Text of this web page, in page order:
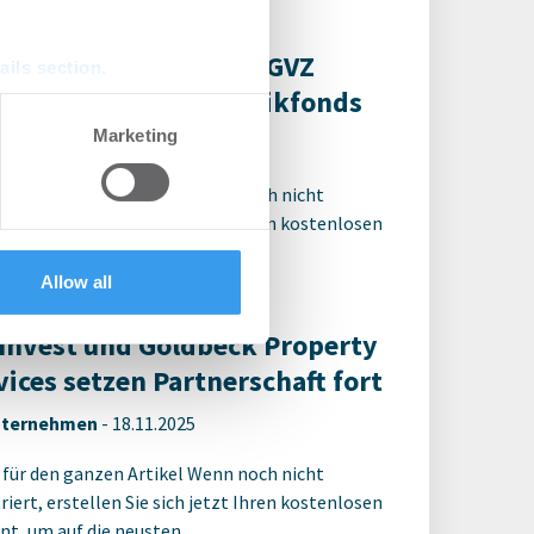
section
our traffic. We also share
Marketing
Allow all
im GVZ
für neuen Logistikfonds
| Deals Kauf-14.04.2026
für den ganzen Artikel Wenn noch nicht
erstellen Sie sich jetzt Ihren kostenlosen
um auf die neusten ...
und Goldbeck Property
setzen Partnerschaft fort
- 18.11.2025
den ganzen Artikel Wenn noch nicht
erstellen Sie sich jetzt Ihren kostenlosen